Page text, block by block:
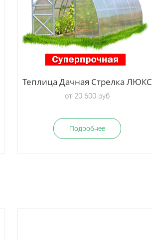
Теплица Дачная Стрелка ЛЮКС
от 20 600 руб
Подробнее